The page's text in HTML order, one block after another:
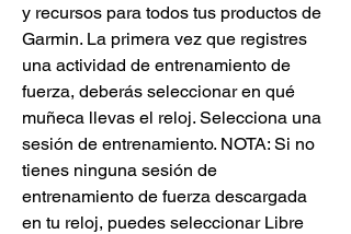
y recursos para todos tus productos de
Garmin. La primera vez que registres
una actividad de entrenamiento de
fuerza, deberás seleccionar en qué
muñeca llevas el reloj. Selecciona una
sesión de entrenamiento. NOTA: Si no
tienes ninguna sesión de
entrenamiento de fuerza descargada
en tu reloj, puedes seleccionar Libre